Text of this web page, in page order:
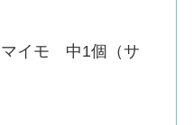
マイモ 中1個（サ